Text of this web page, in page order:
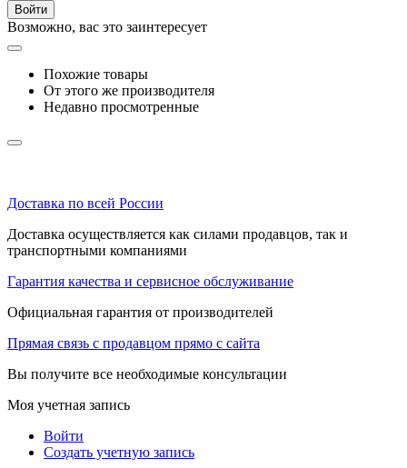
Войти
Возможно, вас это заинтересует
Похожие товары
От этого же производителя
Недавно просмотренные
Доставка по всей России
Доставка осуществляется как силами продавцов, так и
транспортными компаниями
Гарантия качества и сервисное обслуживание
Официальная гарантия от производителей
Прямая связь с продавцом прямо с сайта
Вы получите все необходимые консультации
Моя учетная запись
Войти
Создать учетную запись